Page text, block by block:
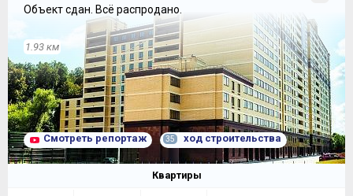
Объект сдан. Всё распродано.
1.93 км
Смотреть репортаж 35 ход строительства
Квартиры